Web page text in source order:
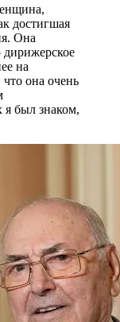
достигшая
Она
дирижерское
на
что она очень
я был знаком,